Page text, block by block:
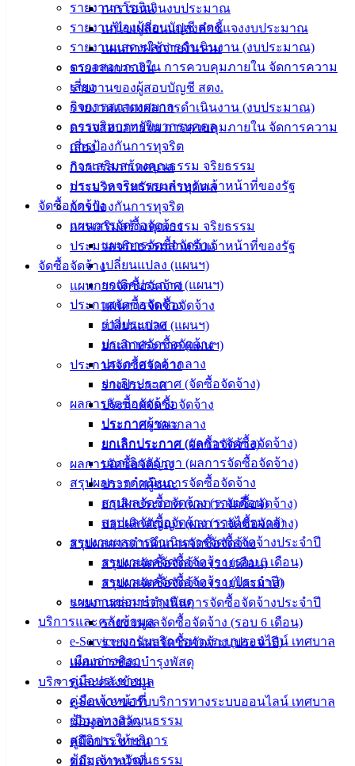
รายงานการเงิน
รายงานของผู้สอบบัญชี สตง.
รายงานแสดงผลการดำเนินงาน (งบประมาณ)
ตรวจสอบภายใน การควบคุมภายใน จัดการความ
เสี่ยง
กิจการสภาเทศบาล
การบริหารทรัพยากรบุคคล
การป้องกันการทุจริต
การเสริมสร้างคุณธรรม จริยธรรม
ประมวลจริยธรรมสำหรับเจ้าหน้าที่ของรัฐ
จัดซื้อจัดจ้าง
แผนการจัดซื้อจัดจ้าง
แผนการจัดซื้อจัดจ้าง
เปลี่ยนแปลง (แผนฯ)
ยกเลิกประกาศ (แผนฯ)
ประกาศจัดซื้อจัดจ้าง
ร่างประกาศ
ประกาศจัดซื้อจัดจ้าง
ประกาศราคากลาง
ยกเลิกประกาศ (จัดซื้อจัดจ้าง)
ผลการจัดซื้อจัดจ้าง
ประกาศผู้ชนะ
ยกเลิกประกาศ (ผลการจัดซื้อจัดจ้าง)
บอกเลิกสัญญา (ผลการจัดซื้อจัดจ้าง)
สรุปผลการดำเนินการจัดซื้อจัดจ้าง
สรุปผลจัดซื้อจัดจ้าง (รายเดือน)
สรุปผลจัดซื้อจัดจ้าง (รายไตรมาส)
รายงานผลการดำเนินการจัดซื้อจัดจ้างประจำปี
รายงานผลจัดซื้อจัดจ้าง (รอบ 6 เดือน)
รายงานผลจัดซื้อจัดจ้าง (ประจำปี)
แผนการซ่อมบำรุงพัสดุ
บริการและคลังข้อมูล
e-Service ขอรับบริการทางระบบออนไลน์ เทศบาล
เมืองอ่างศิลา
คู่มือประชาชน
คู่มือเจ้าหน้าที่
ข้อมูลทางวัฒนธรรม
สถิติการให้บริการ
ข้อมูลทางวัฒนธรรม
การโอนเงินงบประมาณ
แก้ไขเปลี่ยนแปลงคำชี้แจงงบประมาณ
แผนการใช้จ่ายงินรวม
รายงานการเงิน
รายงานของผู้สอบบัญชี สตง.
รายงานแสดงผลการดำเนินงาน (งบประมาณ)
ตรวจสอบภายใน การควบคุมภายใน จัดการความ
เสี่ยง
กิจการสภาเทศบาล
การบริหารทรัพยากรบุคคล
การป้องกันการทุจริต
การเสริมสร้างคุณธรรม จริยธรรม
ประมวลจริยธรรมสำหรับเจ้าหน้าที่ของรัฐ
จัดซื้อจัดจ้าง
แผนการจัดซื้อจัดจ้าง
แผนการจัดซื้อจัดจ้าง
เปลี่ยนแปลง (แผนฯ)
ยกเลิกประกาศ (แผนฯ)
ประกาศจัดซื้อจัดจ้าง
ร่างประกาศ
ประกาศจัดซื้อจัดจ้าง
ประกาศราคากลาง
ยกเลิกประกาศ (จัดซื้อจัดจ้าง)
ผลการจัดซื้อจัดจ้าง
ประกาศผู้ชนะ
ยกเลิกประกาศ (ผลการจัดซื้อจัดจ้าง)
บอกเลิกสัญญา (ผลการจัดซื้อจัดจ้าง)
สรุปผลการดำเนินการจัดซื้อจัดจ้าง
สรุปผลจัดซื้อจัดจ้าง (รายเดือน)
สรุปผลจัดซื้อจัดจ้าง (รายไตรมาส)
รายงานผลการดำเนินการจัดซื้อจัดจ้างประจำปี
รายงานผลจัดซื้อจัดจ้าง (รอบ 6 เดือน)
รายงานผลจัดซื้อจัดจ้าง (ประจำปี)
แผนการซ่อมบำรุงพัสดุ
บริการและคลังข้อมูล
e-Service ขอรับบริการทางระบบออนไลน์ เทศบาล
เมืองอ่างศิลา
คู่มือประชาชน
คู่มือเจ้าหน้าที่
038-
142-100-104
บริการ
ประชาชน
ดาวน์โหลด
แบบ
ฟอร์ม,
เอกสาร
คู่มือ
สำหรับ
ประชาชน/
คู่มือการ
ปฏิบัติ
น่ารู้
ข้อมูล
อิเล็กทรอนิกส์
องค์
ความรู้
Management)
สายตรง
นายก
ประวัติ
เทศบาล
ผู้บริหาร
และ
หัวหน้า
ส่วน